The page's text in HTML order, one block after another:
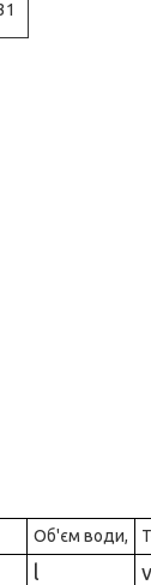
Об'єм води,
l